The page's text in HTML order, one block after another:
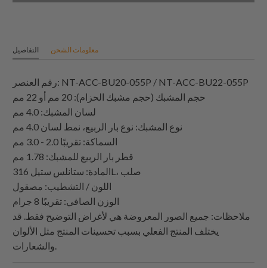
التفاصيل معلومات الشحن
رقم العنصر: NT-ACC-BU20-055P / NT-ACC-BU22-055P
حجم المشبك (حجم مشبك الحزام): 20 مم أو 22 مم
لسان المشبك: 4.0 مم
نوع المشبك: نوع بار الربيع، نمط لسان 4.0 مم
السماكة: تقريبًا 2.0 - 3.0 مم
قطر بار الربيع للمشبك: 1.78 مم
المادة: ستانلس ستيل 316L، صلب
اللون / التشطيب: مصقول
الوزن الصافي: تقريبًا 8 جرام
ملاحظات: جميع الصور المعروضة هي لأغراض التوضيح فقط. قد
يختلف المنتج الفعلي بسبب تحسينات المنتج مثل الألوان
والشعارات.